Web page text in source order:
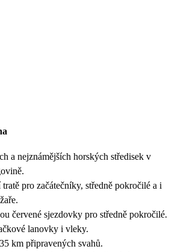
a nejznámějších horských středisek v
pro začátečníky, středně pokročilé a i
červené sjezdovky pro středně pokročilé.
lanovky i vleky.
km připravených svahů.